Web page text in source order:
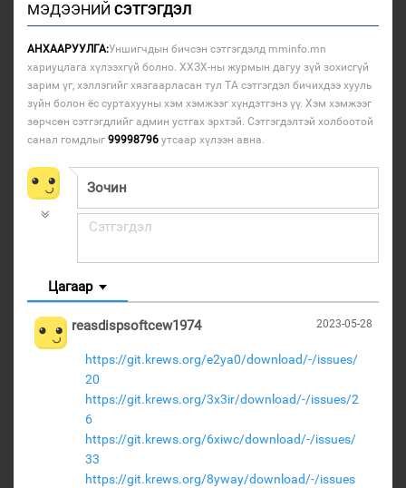
МЭДЭЭНИЙ СЭТГЭГДЭЛ
АНХААРУУЛГА:Уншигчдын бичсэн сэтгэгдэлд mminfo.mn
хариуцлага хүлээхгүй болно. ХХЗХ-ны журмын дагуу зүй зохисгүй
зарим үг, хэллэгийг хязгаарласан тул ТА сэтгэгдэл бичихдээ хууль
зүйн болон ёс суртахууны хэм хэмжээг хүндэтгэнэ үү. Хэм хэмжээг
зөрчсөн сэтгэгдлийг админ устгах эрхтэй. Сэтгэгдэлтэй холбоотой
санал гомдлыг 99998796 утсаар хүлээн авна.
Цагаар
2023-05-28
reasdispsoftcew1974
https://git.krews.org/e2ya0/download/-/issues/
20
https://git.krews.org/3x3ir/download/-/issues/2
6
https://git.krews.org/6xiwc/download/-/issues/
33
https://git.krews.org/8yway/download/-/issues